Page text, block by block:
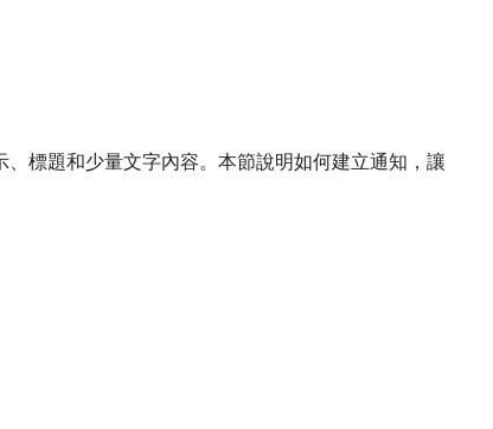
、標題和少量文字內容。本節說明如何建立通知，讓